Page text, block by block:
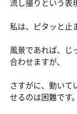
流し撮りという表
私は、ピタッと止
風景であれば、じ
合わせますが、
さすがに、動いて
せるのは困難です。